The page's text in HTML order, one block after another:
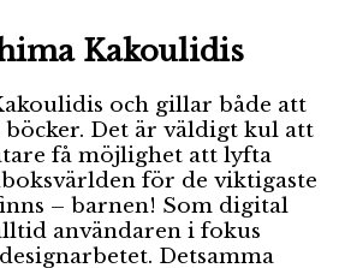
Kakoulidis
och gillar både att
böcker. Det är väldigt kul att
få möjlighet att lyfta
för de viktigaste
– barnen! Som digital
användaren i fokus
Detsamma